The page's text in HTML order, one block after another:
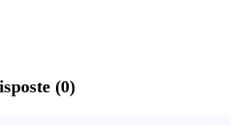
(0)